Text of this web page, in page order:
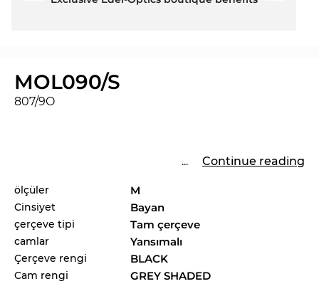
MOL090/S
807/9O
... Continue reading
ölçüler M
Cinsiyet Bayan
çerçeve tipi Tam çerçeve
camlar Yansımalı
Çerçeve rengi BLACK
Cam rengi GREY SHADED